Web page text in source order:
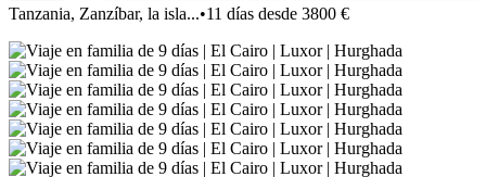
Tanzania, Zanzíbar, la isla...•11 días desde 3800 €